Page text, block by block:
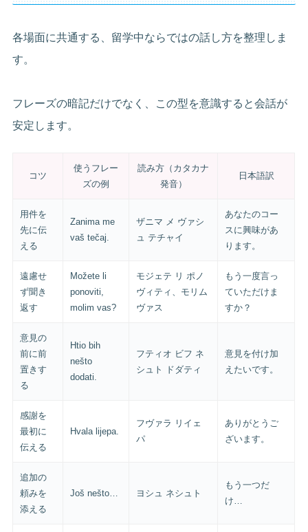
各場面に共通する、留学中ならではの話し方を整理しま
す。
フレーズの暗記だけでなく、この型を意識すると会話が
安定します。
コツ
使うフレー
ズの例
読み方（カタカナ
発音）
日本語訳
用件を
先に伝
える
Zanima me
vaš tečaj.
ザニマ メ ヴァシ
ュ テチャイ
あなたのコー
スに興味があ
ります。
遠慮せ
ず聞き
返す
Možete li
ponoviti,
molim vas?
モジェテ リ ポノ
ヴィティ、モリム
ヴァス
もう一度言っ
ていただけま
すか？
意見の
前に前
置きす
る
Htio bih
nešto
dodati.
フティオ ビフ ネ
シュト ドダティ
意見を付け加
えたいです。
感謝を
最初に
伝える
Hvala lijepa.
フヴァラ リイェ
パ
ありがとうご
ざいます。
追加の
頼みを
添える
Još nešto… ヨシュ ネシュト
もう一つだ
け…